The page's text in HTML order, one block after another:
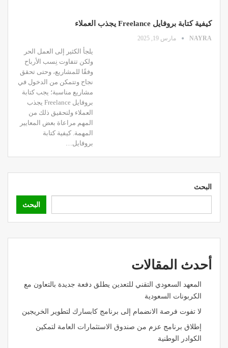
كيفية كتابة بروفايل Freelance يجذب العملاء
NAYRA مارس 19, 2025
يلجأ الكثير إلى العمل الحر
ولكن تتفاوت نِسب الأرباح
وفقًا للمشاريع، وحتى تحقق
نجاح وتتمكن من الدخول في
مشاريع مناسبة؛ يجب كتابة
بروفايل Freelance يجذب
العملاء ولتحقيق ذلك من
المهم مراعاة بعض المعايير
المهمة. كيفية كتابة
بروفايل…
البحث
البحث
أحدث المقالات
المعهد السعودي التقني للتعدين يطلق دفعة جديدة بالتعاون مع
الكربونات السعودية
لا تفوت فرصة الانضمام إلى برنامج كابسارك لتطوير الخريجين
إطلاق برنامج عزم من صندوق الاستثمارات العامة لتمكين
الكوادر الوطنية